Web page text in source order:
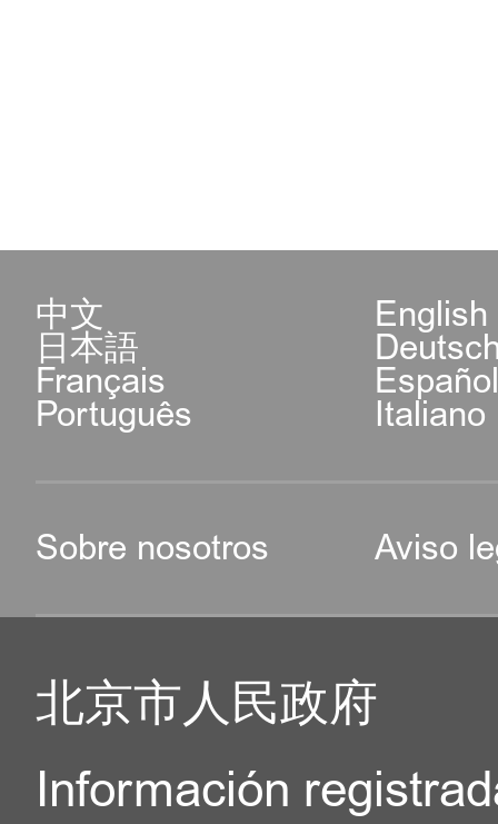
中文 English
日本語
Français
Português Italiano
Sobre nosotros Aviso
北京市人民政府
Información